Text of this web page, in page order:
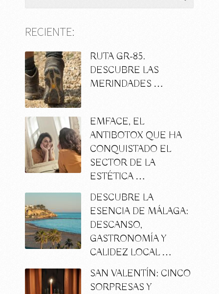
RECIENTE:
RUTA GR-85.
DESCUBRE LAS
MERINDADES …
EMFACE, EL
ANTIBOTOX QUE HA
CONQUISTADO EL
SECTOR DE LA
ESTÉTICA …
DESCUBRE LA
ESENCIA DE MÁLAGA:
DESCANSO,
GASTRONOMÍA Y
CALIDEZ LOCAL …
SAN VALENTÍN: CINCO
SORPRESAS Y